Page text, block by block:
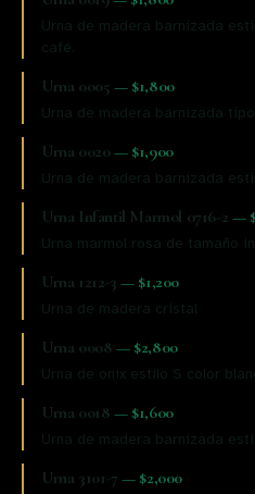
Urna de madera barnizada
café.
Urna 0005 — $1,800
Urna de madera barnizada
Urna 0020 — $1,900
Urna de madera barnizada
Urna Infantil Marmol 0716-2 —
Urna marmol rosa de tamaño
Urna 1212-3 — $1,200
Urna de madera cristal
Urna 0008 — $2,800
Urna de onix estilo S color
Urna 0018 — $1,600
Urna de madera barnizada
Urna 3101-7 — $2,000